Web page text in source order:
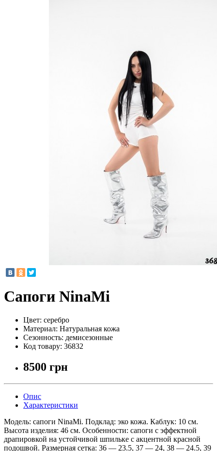
Сапоги NinaMi
Цвет: серебро
Материал: Натуральная кожа
Сезонность: демисезонные
Код товару: 36832
8500 грн
Опис
Характеристики
Модель: сапоги NinaMi. Подклад: эко кожа. Каблук: 10 см.
Высота изделия: 46 см. Особенности: сапоги с эффектной
драпировкой на устойчивой шпильке с акцентной красной
подошвой. Размерная сетка: 36 — 23.5, 37 — 24, 38 — 24.5, 39